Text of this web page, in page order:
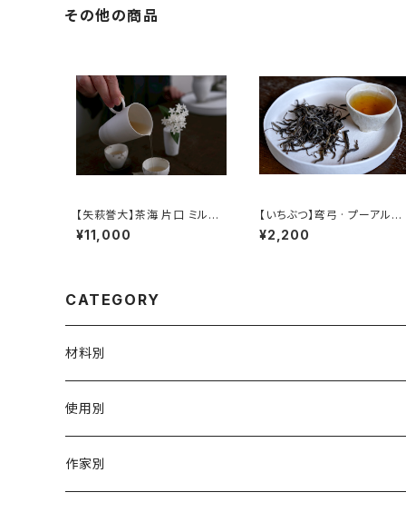
その他の商品
【矢萩誉大】茶海 片口 ミルク
ピッチャー / 【Takahiro Yah
agi】Fair cup Katakuchi M
¥11,000
【いちぶつ】弯弓 · プーアル茶
（生茶） 【 ichibutu 】 Pu-
Tea
¥2,200
CATEGORY
材料別
陶磁器
ガラス
使用別
茶壺 急须 土瓶
作家別